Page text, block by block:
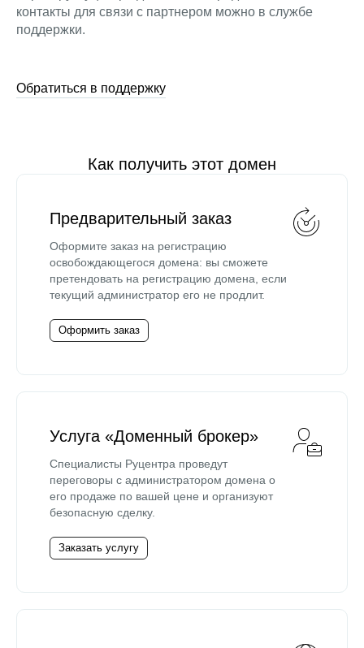
контакты для связи с партнером можно в службе
поддержки.
Обратиться в поддержку
Как получить этот домен
Предварительный заказ
Оформите заказ на регистрацию
освобождающегося домена: вы сможете
претендовать на регистрацию домена, если
текущий администратор его не продлит.
Оформить заказ
Услуга «Доменный брокер»
Специалисты Руцентра проведут
переговоры с администратором домена о
его продаже по вашей цене и организуют
безопасную сделку.
Заказать услугу